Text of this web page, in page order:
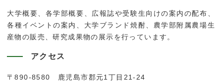
大学概要、各学部概要、広報誌や受験生向けの案内の配布、
各種イベントの案内、大学ブランド焼酎、農学部附属農場生
産物の販売、研究成果物の展示を行っています。
アクセス
〒890-8580 鹿児島市郡元1丁目21-24